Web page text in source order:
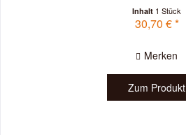
Inhalt 1 Stück
30,70 € *
Merken
Zum Produkt